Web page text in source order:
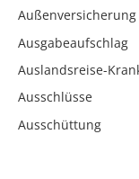
Außenversicherung
Ausgabeaufschlag
Auslandsreise-
Ausschlüsse
Ausschüttung